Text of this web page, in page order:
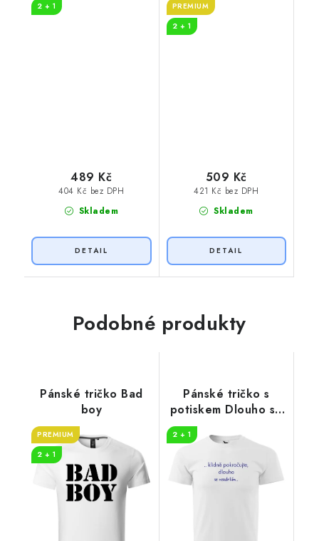
2 + 1
Skladem
404 Kč bez DPH
489 Kč
PREMIUM
2 + 1
Skladem
421 Kč bez DPH
509 Kč
Podobné produkty
Pánské tričko Bad
boy
PREMIUM
2 + 1
Pánské tričko s
potiskem Dlouho se
2 + 1